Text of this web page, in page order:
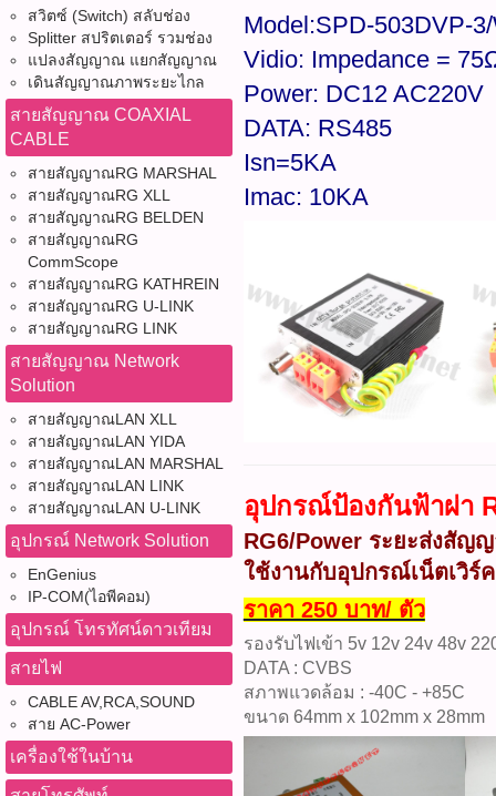
สวิตซ์ (Switch) สลับช่อง
Splitter สปริตเตอร์ รวมช่อง
แปลงสัญญาณ แยกสัญญาณ
เดินสัญญาณภาพระยะไกล
สายสัญญาณ COAXIAL
CABLE
สายสัญญาณRG MARSHAL
สายสัญญาณRG XLL
สายสัญญาณRG BELDEN
สายสัญญาณRG
CommScope
สายสัญญาณRG KATHREIN
สายสัญญาณRG U-LINK
สายสัญญาณRG LINK
สายสัญญาณ Network
Solution
สายสัญญาณLAN XLL
สายสัญญาณLAN YIDA
สายสัญญาณLAN MARSHAL
สายสัญญาณLAN LINK
สายสัญญาณLAN U-LINK
อุปกรณ์ Network Solution
EnGenius
IP-COM(ไอพีคอม)
อุปกรณ์ โทรทัศน์ดาวเทียม
สายไฟ
CABLE AV,RCA,SOUND
สาย AC-Power
เครื่องใช้ในบ้าน
Model:SPD-503DVP-
Vidio: Impedance =
Power: DC12 AC220V
DATA: RS485
Isn=5KA
Imac: 10KA
อุปกรณ์ป้องกันฟ้าผ่า
RG6/Power ระยะส่งสัญ
ใช้งานกับอุปกรณ์เน็ตเวิร์
ราคา 250 บาท/ ตัว
รองรับไฟเข้า 5v 12v 24v 48v
DATA : CVBS
สภาพแวดล้อม : -40C - +85C
ขนาด 64mm x 102mm x 28mm